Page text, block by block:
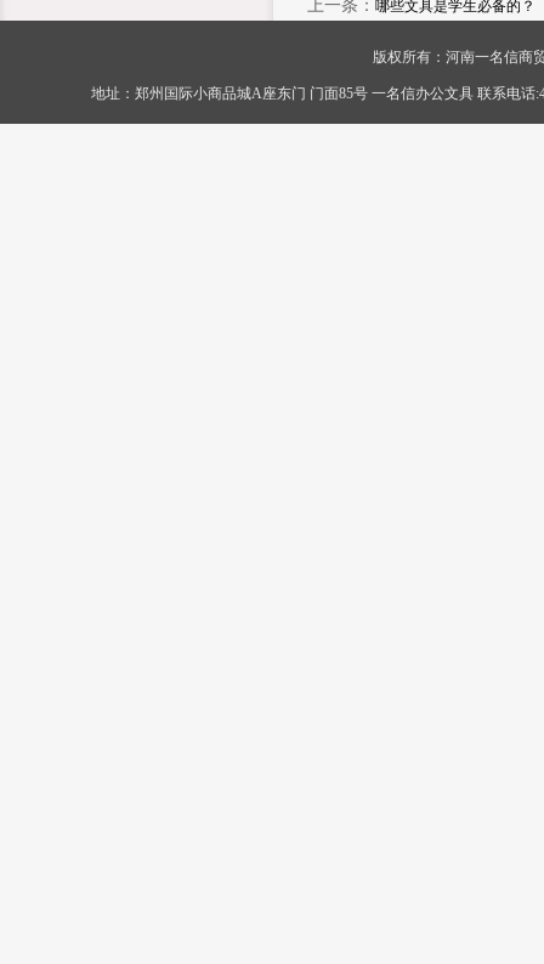
上一条： 哪些文具是学生必备的？
版权所有：河南一名信商
地址：郑州国际小商品城A座东门 门面85号 一名信办公文具 联系电话